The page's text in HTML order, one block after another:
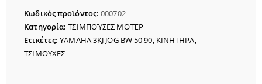
JOG
50
ποσότητα
Κωδικός προϊόντος:000702
Κατηγορία:ΤΣΙΜΠΟΎΣΕΣ ΜΟΤΈΡ
Ετικέτες:YAMAHA 3KJ JOG BW 50 90, ΚΙΝΗΤΗΡΑ,
ΤΣΙΜΟΥΧΕΣ